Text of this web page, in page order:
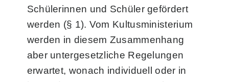
Schülerinnen und Schüler gefördert
werden (§ 1). Vom Kultusministerium
werden in diesem Zusammenhang
aber untergesetzliche Regelungen
erwartet, wonach individuell oder in